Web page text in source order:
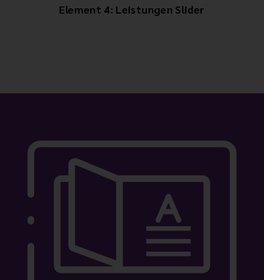
Element 4: Leistungen Slider